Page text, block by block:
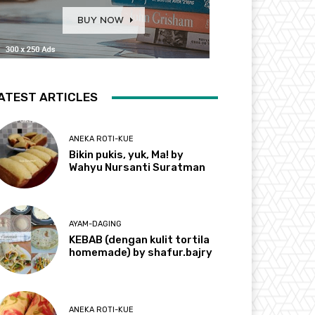
ARTICLES
ANEKA ROTI-KUE
Bikin pukis, yuk, Ma! by
Wahyu Nursanti Suratman
AYAM-DAGING
KEBAB (dengan kulit tortila
homemade) by shafur.bajry
ANEKA ROTI-KUE